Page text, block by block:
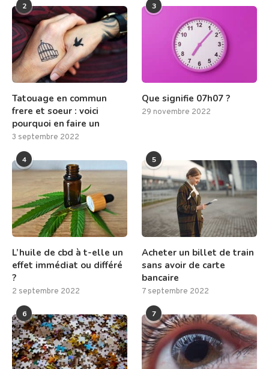
2
Tatouage en commun
frere et soeur : voici
pourquoi en faire un
3 septembre 2022
3
Que signifie 07h07 ?
29 novembre 2022
4
L’huile de cbd à t-elle un
effet immédiat ou différé
?
2 septembre 2022
5
Acheter un billet de train
sans avoir de carte
bancaire
7 septembre 2022
6 7